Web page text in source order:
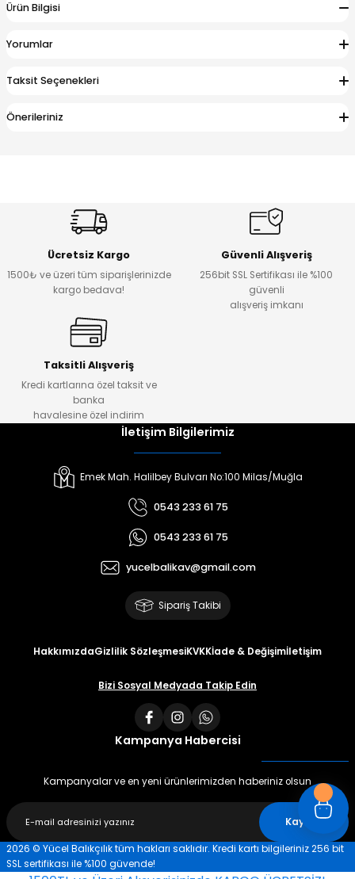
Ürün Bilgisi
Yorumlar
Taksit Seçenekleri
Önerileriniz
Ücretsiz Kargo
1500₺ ve üzeri tüm siparişlerinizde
kargo bedava!
Güvenli Alışveriş
256bit SSL Sertifikası ile %100
güvenli
alışveriş imkanı
Taksitli Alışveriş
Kredi kartlarına özel taksit ve
banka
havalesine özel indirim
İletişim Bilgilerimiz
Emek Mah. Halilbey Bulvarı No:100 Milas/Muğla
0543 233 61 75
0543 233 61 75
yucelbalikav@gmail.com
Sipariş Takibi
HakkımızdaGizlilik SözleşmesiKVKKİade & Değişimİletişim
Bizi Sosyal Medyada Takip Edin
Kampanya Habercisi
Kampanyalar ve en yeni ürünlerimizden haberiniz olsun
Kaydet
2026 © Yücel Balıkçılık tüm hakları saklıdır. Kredi kartı bilgileriniz 256 bit
SSL sertifikası ile %100 güvende!